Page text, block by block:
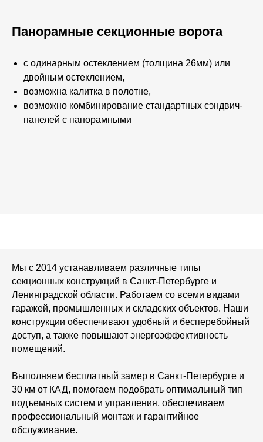
Панорамные секционные ворота
с одинарным остеклением (толщина 26мм) или
двойным остеклением,
возможна калитка в полотне,
возможно комбинирование стандартных сэндвич-
панелей с панорамными
Мы с 2014 устанавливаем различные типы
секционных конструкций в Санкт‑Петербурге и
Ленинградской области. Работаем со всеми видами
гаражей, промышленных и складских объектов. Наши
конструкции обеспечивают удобный и бесперебойный
доступ, а также повышают энергоэффективность
помещений.
Выполняем бесплатный замер в Санкт-Петербурге и
30 км от КАД, помогаем подобрать оптимальный тип
подъемных систем и управления, обеспечиваем
профессиональный монтаж и гарантийное
обслуживание.